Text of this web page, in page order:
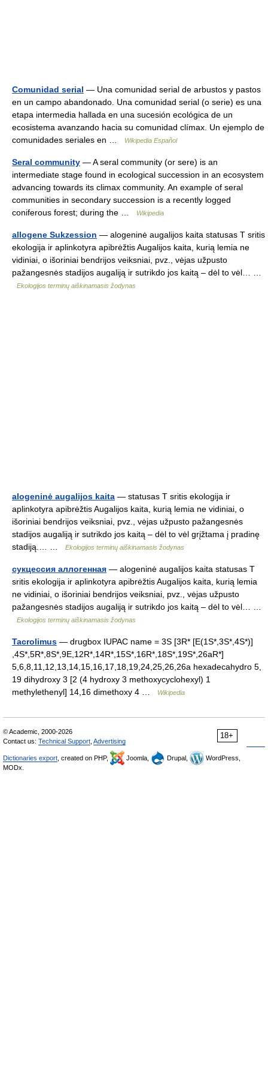
Comunidad serial — Una comunidad serial de arbustos y pastos
en un campo abandonado. Una comunidad serial (o serie) es una
etapa intermedia hallada en una sucesión ecológica de un
ecosistema avanzando hacia su comunidad clímax. Un ejemplo de
comunidades seriales en …
Wikipedia Español
Seral community — A seral community (or sere) is an
intermediate stage found in ecological succession in an ecosystem
advancing towards its climax community. An example of seral
communities in secondary succession is a recently logged
coniferous forest; during the …
Wikipedia
allogene Sukzession — alogeninė augalijos kaita statusas T sritis
ekologija ir aplinkotyra apibrėžtis Augalijos kaita, kurią lemia ne
vidiniai, o išoriniai bendrijos veiksniai, pvz., vėjas užpusto
pažangesnės stadijos augaliją ir sutrikdo jos kaitą – dėl to vėl… …
Ekologijos terminų aiškinamasis žodynas
alogeninė augalijos kaita — statusas T sritis ekologija ir
aplinkotyra apibrėžtis Augalijos kaita, kurią lemia ne vidiniai, o
išoriniai bendrijos veiksniai, pvz., vėjas užpusto pažangesnės
stadijos augaliją ir sutrikdo jos kaitą – dėl to vėl grįžtama į pradinę
stadiją.… …
Ekologijos terminų aiškinamasis žodynas
сукцессия аллогенная — alogeninė augalijos kaita statusas T
sritis ekologija ir aplinkotyra apibrėžtis Augalijos kaita, kurią lemia
ne vidiniai, o išoriniai bendrijos veiksniai, pvz., vėjas užpusto
pažangesnės stadijos augaliją ir sutrikdo jos kaitą – dėl to vėl… …
Ekologijos terminų aiškinamasis žodynas
Tacrolimus — drugbox IUPAC name = 3S [3R* [E(1S*,3S*,4S*)]
,4S*,5R*,8S*,9E,12R*,14R*,15S*,16R*,18S*,19S*,26aR*]
5,6,8,11,12,13,14,15,16,17,18,19,24,25,26,26a hexadecahydro 5,
19 dihydroxy 3 [2 (4 hydroxy 3 methoxycyclohexyl) 1
methylethenyl] 14,16 dimethoxy 4 …
Wikipedia
18+
© Academic, 2000-2026
Contact us: Technical Support Advertising
Dictionaries export , created on PHP, Joomla, Drupal,
WordPress,
MODx.